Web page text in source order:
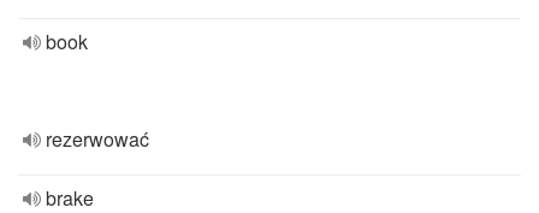
book
rezerwować
brake